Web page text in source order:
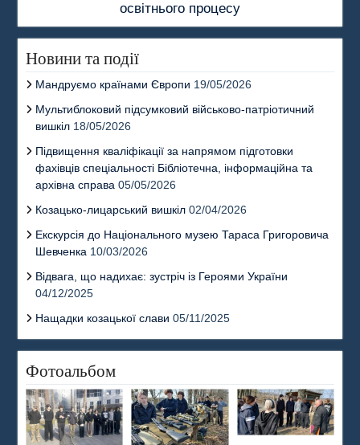
освітнього процесу
Новини та події
Мандруємо країнами Європи 19/05/2026
Мультиблоковий підсумковий військово-патріотичний
вишкіл 18/05/2026
Підвищення кваліфікації за напрямом підготовки
фахівців спеціальності Бібліотечна, інформаційна та
архівна справа 05/05/2026
Козацько-лицарський вишкіл 02/04/2026
Екскурсія до Національного музею Тараса Григоровича
Шевченка 10/03/2026
Відвага, що надихає: зустріч із Героями України
04/12/2025
Нащадки козацької слави 05/11/2025
Фотоальбом